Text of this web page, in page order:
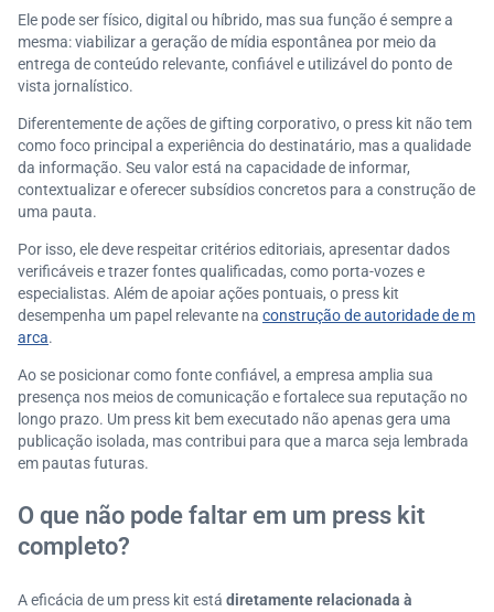
Ele pode ser físico, digital ou híbrido, mas sua função é sempre a
mesma: viabilizar a geração de mídia espontânea por meio da
entrega de conteúdo relevante, confiável e utilizável do ponto de
vista jornalístico.
Diferentemente de ações de gifting corporativo, o press kit não tem
como foco principal a experiência do destinatário, mas a qualidade
da informação. Seu valor está na capacidade de informar,
contextualizar e oferecer subsídios concretos para a construção de
uma pauta.
Por isso, ele deve respeitar critérios editoriais, apresentar dados
verificáveis e trazer fontes qualificadas, como porta-vozes e
especialistas. Além de apoiar ações pontuais, o press kit
desempenha um papel relevante na construção de autoridade de m
arca.
Ao se posicionar como fonte confiável, a empresa amplia sua
presença nos meios de comunicação e fortalece sua reputação no
longo prazo. Um press kit bem executado não apenas gera uma
publicação isolada, mas contribui para que a marca seja lembrada
em pautas futuras.
O que não pode faltar em um press kit
completo?
A eficácia de um press kit está diretamente relacionada à